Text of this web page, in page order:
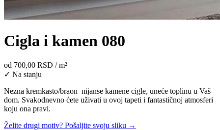
Cigla i kamen 080
od 700,00 RSD / m²
✓ Na stanju
Nezna kremkasto/braon nijanse kamene cigle, uneće toplinu u Vaš
dom. Svakodnevno ćete uživati u ovoj tapeti i fantastičnoj atmosferi
koju ona pravi.
Želite drugi motiv? Pošaljite svoju sliku →